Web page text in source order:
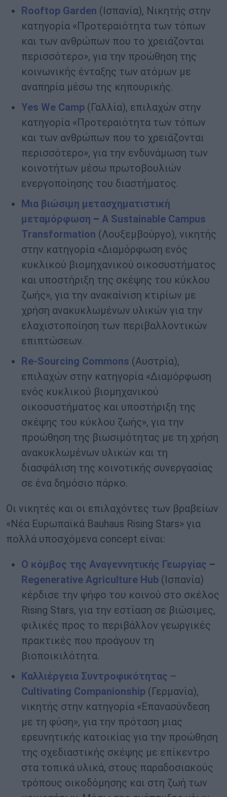
Rooftop Garden (Ισπανία), Νικητής στην
κατηγορία «Προτεραιότητα των τόπων
και των ανθρώπων που το χρειάζονται
περισσότερο», για την προώθηση της
κοινωνικής ένταξης των ατόμων με
αναπηρία μέσω της κηπουρικής.
Yes We Camp (Γαλλία), επιλαχών στην
κατηγορία «Προτεραιότητα των τόπων
και των ανθρώπων που το χρειάζονται
περισσότερο», για την ενδυνάμωση των
κοινοτήτων μέσω πρωτοβουλιών
ενεργοποίησης του διαστήματος.
Μια βιώσιμη μετασχηματιστική
μεταμόρφωση – A Sustainable Campus
Transformation (Λουξεμβούργο), νικητής
στην κατηγορία «Διαμόρφωση ενός
κυκλικού βιομηχανικού οικοσυστήματος
και υποστήριξη της σκέψης του κύκλου
ζωής», για την ανακαίνιση κτιρίων με
χρήση ανακυκλωμένων υλικών για την
ελαχιστοποίηση των περιβαλλοντικών
επιπτώσεων.
Re-Sourcing Commons (Αυστρία),
επιλαχών στην κατηγορία «Διαμόρφωση
ενός κυκλικού βιομηχανικού
οικοσυστήματος και υποστήριξη της
σκέψης του κύκλου ζωής», για την
προώθηση της βιωσιμότητας με τη χρήση
ανακυκλωμένων υλικών και τη
διασφάλιση της κοινοτικής συνεργασίας
σε ένα δημόσιο πάρκο.
Οι νικητές και οι επιλαχόντες των βραβείων
«Νέα Ευρωπαϊκά Bauhaus Rising Stars» για
πολλά υποσχόμενα concept είναι:
Ο κόμβος της Αναγεννητικής Γεωργίας –
Regenerative Agriculture Hub (Ισπανία)
κέρδισε την ψήφο του κοινού στο σκέλος
Rising Stars, για την εστίαση σε βιώσιμες,
φιλικές προς το περιβάλλον γεωργικές
πρακτικές που προάγουν τη
βιοποικιλότητα.
Καλλιέργεια Συντροφικότητας –
Cultivating Companionship (Γερμανία),
νικητής στην κατηγορία «Επανασύνδεση
με τη φύση», για την πρόταση μιας
ερευνητικής κατοικίας για την προώθηση
της σχεδιαστικής σκέψης με επίκεντρο
στα τοπικά υλικά, στους παραδοσιακούς
τρόπους οικοδόμησης και στη ζωή των